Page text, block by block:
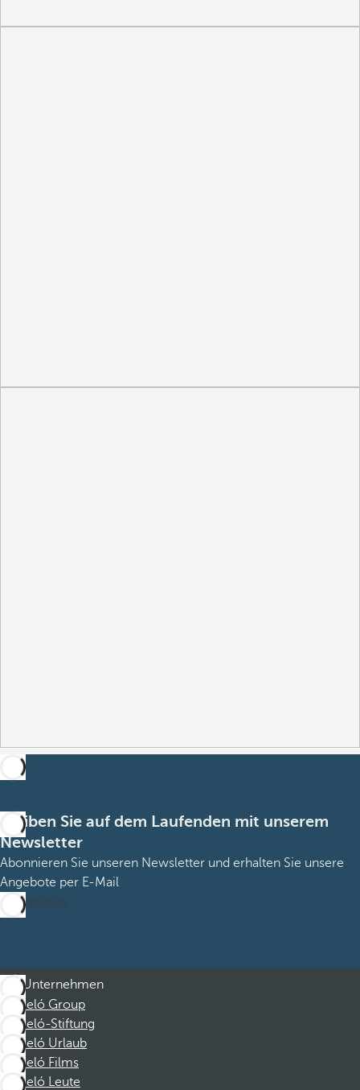
Bleiben Sie auf dem Laufenden mit unserem
Newsletter
Abonnieren Sie unseren Newsletter und erhalten Sie unsere
Angebote per E-Mail
Abonnieren
Unternehmen
Barceló Group
Barceló-Stiftung
Barceló Urlaub
Barceló Films
Barceló Leute